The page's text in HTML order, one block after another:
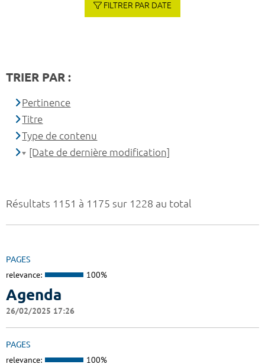
Résultats 1151 à 1175 sur 1228 au total
PAGES
relevance: 100%
Agenda
26/02/2025 17:26
PAGES
relevance: 100%
FILTRER PAR DATE
TRIER PAR :
Pertinence
Titre
Type de contenu
[Date de dernière modification]